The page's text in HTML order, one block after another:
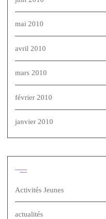
mai 2010
avril 2010
mars 2010
février 2010
janvier 2010
Activités Jeunes
actualités